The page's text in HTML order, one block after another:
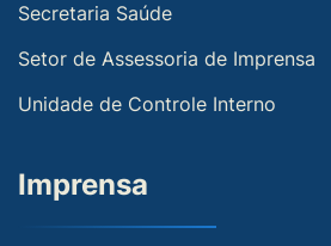
Secretaria Saúde
Setor de Assessoria de Imprensa
Unidade de Controle Interno
Imprensa